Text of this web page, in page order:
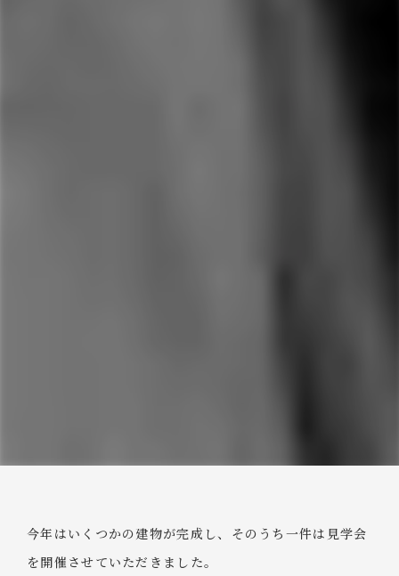
今年はいくつかの建物が完成し、そのうち一件は見学会
を開催させていただきました。